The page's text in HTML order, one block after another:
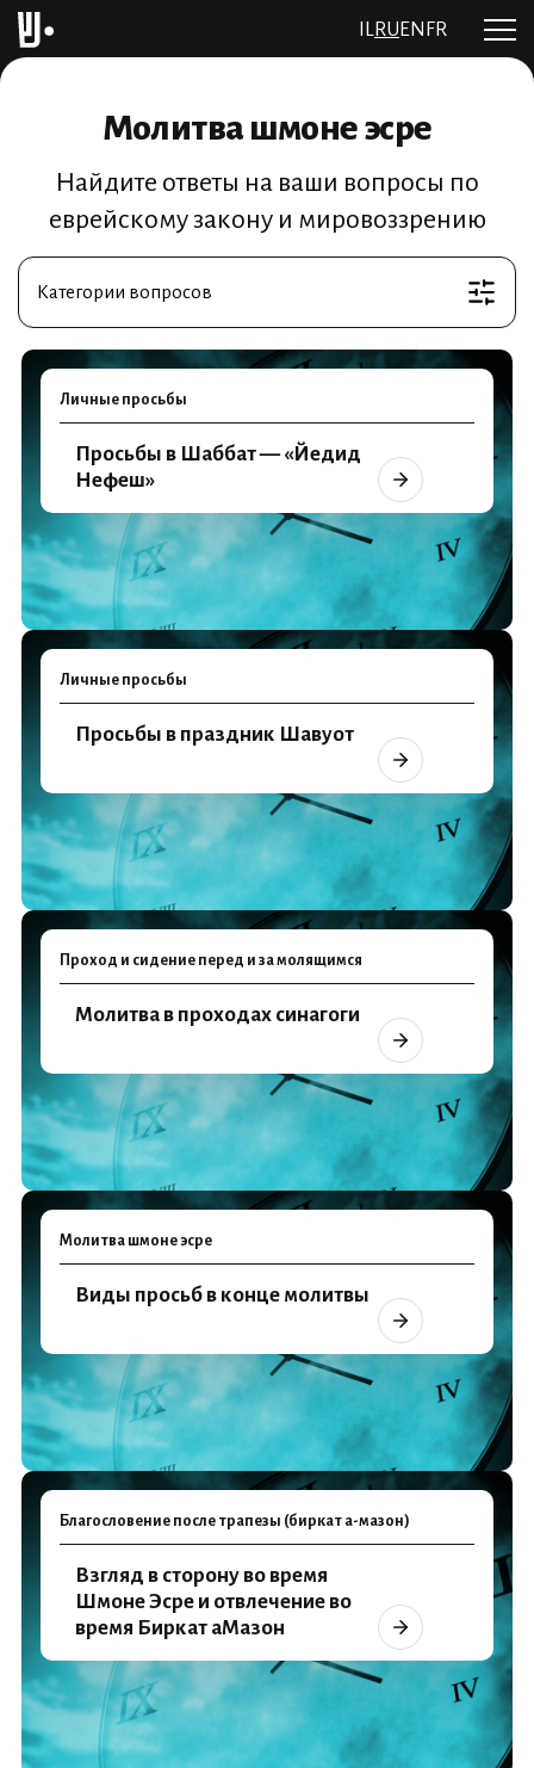
RU EN FR
Молитва шмоне эсре
Найдите ответы на ваши вопросы по
еврейскому закону и мировоззрению
Категории вопросов
Личные просьбы
Просьбы в Шаббат — «Йедид
Нефеш»
Личные просьбы
Просьбы в праздник Шавуот
Проход и сидение перед и за молящимся
Молитва в проходах синагоги
Молитва шмоне эсре
Виды просьб в конце молитвы
Благословение после трапезы (биркат а-мазон)
Взгляд в сторону во время
Шмоне Эсре и отвлечение во
время Биркат аМазон